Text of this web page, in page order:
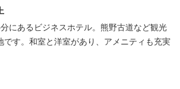
にあるビジネスホテル。熊野古道など観光
です。和室と洋室があり、アメニティも充実